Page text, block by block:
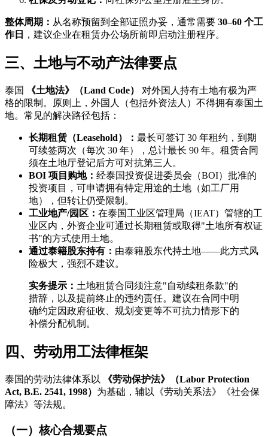
整体周期： 从名称预留到全部证照办妥，通常需要 30–60 个工
作日
，建议企业在租赁办公场所前即启动注册程序。
三、土地与不动产法律要点
泰国 《土地法》（Land Code）
对外国人持有土地有极为严
格的限制。原则上，外国人（包括外资法人）不得拥有泰国土
地。常见的解决路径包括：
长期租赁（Leasehold）： 最长可签订 30 年租约，到期
可续签两次（每次 30 年），总计最长 90 年。租赁合同
须在土地厅登记后方可对抗第三人。
BOI 项目购地： 经泰国投资促进委员会（BOI）批准的
投资项目，可申请拥有特定用途的土地（如工厂用
地），但转让仍受限制。
工业地产/园区： 在泰国工业区管理局（IEAT）管辖的工
业区内，外资企业可通过长期租赁或取得"土地所有权证
书"的方式使用土地。
通过泰籍股东持有： 由泰籍股东代持土地——此方式风
险极大，强烈不建议。
实务提示： 土地租赁合同须注意"自动续租条款"的
措辞，以及提前终止的违约责任。建议在合同中明
确约定因政府征收、规划变更等不可抗力情形下的
补偿分配机制。
四、劳动用工法律框架
泰国的劳动法律体系以
《劳动保护法》（Labor Protection
Act, B.E. 2541, 1998） 为基础，辅以《劳动关系法》《社会保
障法》等法规。
（一）核心合规要点